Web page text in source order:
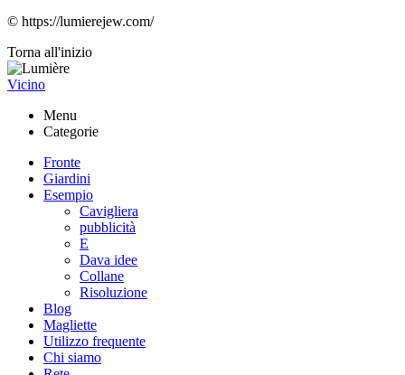
© https://lumierejew.com/
Torna all'inizio
Vicino
Menu
Categorie
Fronte
Giardini
Esempio
Cavigliera
pubblicità
E
Dava idee
Collane
Risoluzione
Blog
Magliette
Utilizzo frequente
Chi siamo